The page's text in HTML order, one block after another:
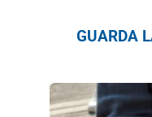
GUARDA